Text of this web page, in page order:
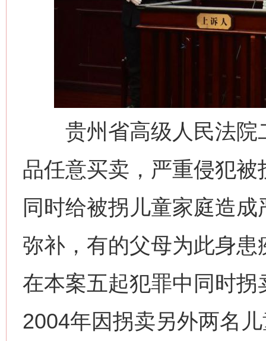
贵州省高级人民法院
品任意买卖，严重侵犯
同时给被拐儿童家庭造
弥补，有的父母为此身
在本案五起犯罪中同时
2004年因拐卖另外两名